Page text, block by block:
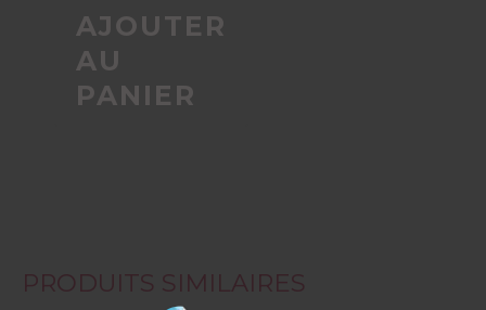
AJOUTER
AU
PANIER
PRODUITS SIMILAIRES